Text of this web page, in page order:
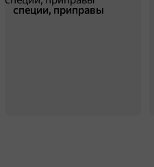
специи, приправы